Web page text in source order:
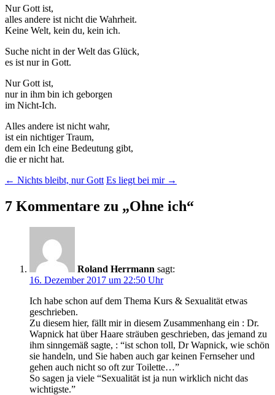
Nur Gott ist,
alles andere ist nicht die Wahrheit.
Keine Welt, kein du, kein ich.
Suche nicht in der Welt das Glück,
es ist nur in Gott.
Nur Gott ist,
nur in ihm bin ich geborgen
im Nicht-Ich.
Alles andere ist nicht wahr,
ist ein nichtiger Traum,
dem ein Ich eine Bedeutung gibt,
die er nicht hat.
Beitragsnavigation
← Nichts bleibt, nur Gott Es liegt bei mir →
7 Kommentare zu „Ohne ich“
Roland Herrmann sagt:
16. Dezember 2017 um 22:50 Uhr
Ich habe schon auf dem Thema Kurs & Sexualität etwas
geschrieben.
Zu diesem hier, fällt mir in diesem Zusammenhang ein : Dr.
Wapnick hat über Haare sträuben geschrieben, das jemand zu
ihm sinngemäß sagte, : “ist schon toll, Dr Wapnick, wie schön
sie handeln, und Sie haben auch gar keinen Fernseher und
gehen auch nicht so oft zur Toilette…”
So sagen ja viele “Sexualität ist ja nun wirklich nicht das
wichtigste.”